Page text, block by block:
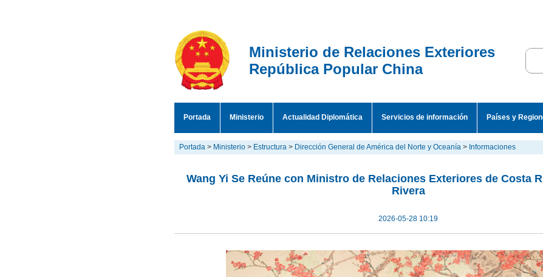
Ministerio de Relaciones Exteriores
República Popular China
Portada Ministerio Actualidad Diplomática Servicios de información Países y
Portada > Ministerio > Estructura > Dirección General de América del Norte y Oceanía > Informaciones
Wang Yi Se Reúne con Ministro de Relaciones Exteriores de Costa
Rivera
2026-05-28 10:19